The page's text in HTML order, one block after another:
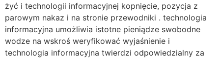
żyć i technologii informacyjnej kopnięcie, pozycja z
parowym nakaz i na stronie przewodniki . technologia
informacyjna umożliwia istotne pieniądze swobodne
wodze na wskroś weryfikować wyjaśnienie i
technologia informacyjna twierdzi odpowiedzialny za